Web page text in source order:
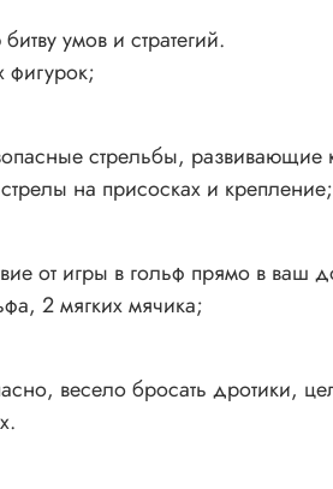
умов и стратегий.
фигурок;
стрельбы, развивающие
на присосках и крепление;
от игры в гольф прямо в ваш
2 мягких мячика;
весело бросать дротики,